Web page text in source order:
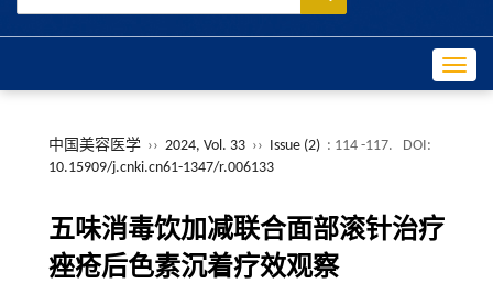
中国美容医学 ›› 2024, Vol. 33 ›› Issue (2) : 114 -117.
DOI:
10.15909/j.cnki.cn61-1347/r.006133
五味消毒饮加减联合面部滚针治疗
痤疮后色素沉着疗效观察